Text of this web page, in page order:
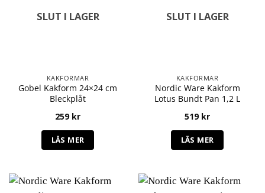
SLUT I LAGER
KAKFORMAR
Gobel Kakform 24×24 cm
Bleckplåt
259 kr
LÄS MER
SLUT I LAGER
KAKFORMAR
Nordic Ware Kakform
Lotus Bundt Pan 1,2 L
519 kr
LÄS MER